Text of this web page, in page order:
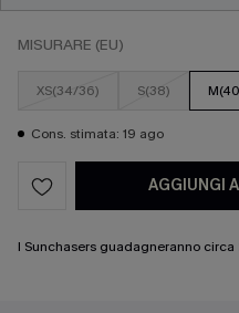
MISURARE (EU)
XS(34/36) S(38)
Cons. stimata: 19 ago
AGGIUNGI
I Sunchasers guadagneranno circa